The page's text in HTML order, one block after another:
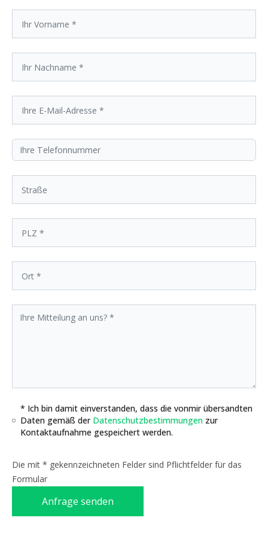
* Ich bin damit einverstanden, dass die vonmir übersandten
Daten gemäß der Datenschutzbestimmungen zur
Kontaktaufnahme gespeichert werden.
Die mit * gekennzeichneten Felder sind Pflichtfelder für das
Formular
Anfrage senden